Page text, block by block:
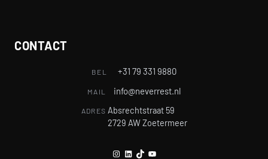
CONTACT
BEL +31 79 331 9880
MAIL info@neverrest.nl
ADRES Absrechtstraat 59
2729 AW Zoetermeer
Instagram
LinkedIn
TikTokYouTube